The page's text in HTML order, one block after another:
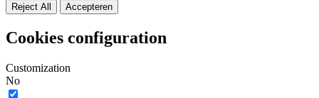
Reject All Accepteren
Cookies configuration
Customization
No